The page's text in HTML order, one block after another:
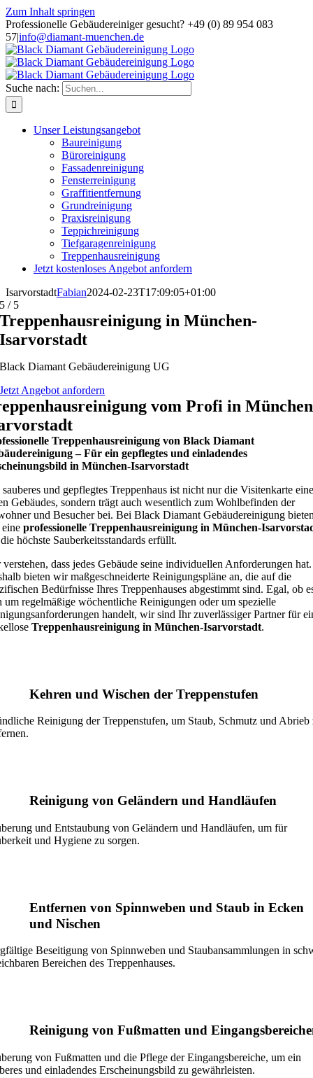
Zum Inhalt springen
Professionelle Gebäudereiniger gesucht? +49 (0) 89 954 083
57|info@diamant-muenchen.de
Suche nach:
Unser Leistungsangebot
Baureinigung
Büroreinigung
Fassadenreinigung
Fensterreinigung
Graffitientfernung
Grundreinigung
Praxisreinigung
Teppichreinigung
Tiefgaragenreinigung
Treppenhausreinigung
Jetzt kostenloses Angebot anfordern
IsarvorstadtFabian2024-02-23T17:09:05+01:00
5 / 5
Treppenhausreinigung in München-
Isarvorstadt
Black Diamant Gebäudereinigung UG
Jetzt Angebot anfordern
vom Profi in
Treppenhausreinigung von Black Diamant
– Für ein gepflegtes und einladendes
in München-Isarvorstadt
und gepflegtes Treppenhaus ist nicht nur die Visitenkarte
Gebäudes, sondern trägt auch wesentlich zum Wohlbefinden der
und Besucher bei. Bei Black Diamant Gebäudereinigung
professionelle Treppenhausreinigung in München-
höchste Sauberkeitsstandards erfüllt.
dass jedes Gebäude seine individuellen Anforderungen hat.
bieten wir maßgeschneiderte Reinigungspläne an, die auf die
Bedürfnisse Ihres Treppenhauses abgestimmt sind. Egal, ob
um regelmäßige wöchentliche Reinigungen oder um spezielle
handelt, wir sind Ihr zuverlässiger Partner für
Treppenhausreinigung in München-Isarvorstadt.
Kehren und Wischen der Treppenstufen
Reinigung der Treppenstufen, um Staub, Schmutz und Abrieb
Reinigung von Geländern und Handläufen
und Entstaubung von Geländern und Handläufen, um für
und Hygiene zu sorgen.
Entfernen von Spinnweben und Staub in Ecken
und Nischen
Beseitigung von Spinnweben und Staubansammlungen in
Bereichen des Treppenhauses.
Reinigung von Fußmatten und
von Fußmatten und die Pflege der Eingangsbereiche, um ein
und einladendes Erscheinungsbild zu gewährleisten.